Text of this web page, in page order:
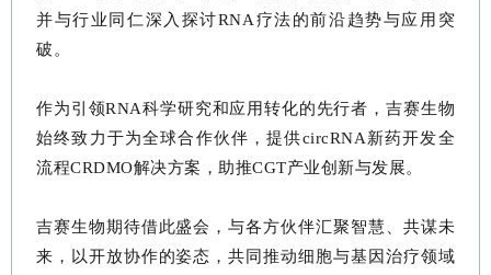
并与行业同仁深入探讨RNA疗法的前沿趋势与应用突
破。
作为引领RNA科学研究和应用转化的先行者，吉赛生物
始终致力于为全球合作伙伴，提供circRNA新药开发全
流程CRDMO解决方案，助推CGT产业创新与发展。
吉赛生物期待借此盛会，与各方伙伴汇聚智慧、共谋未
来，以开放协作的姿态，共同推动细胞与基因治疗领域